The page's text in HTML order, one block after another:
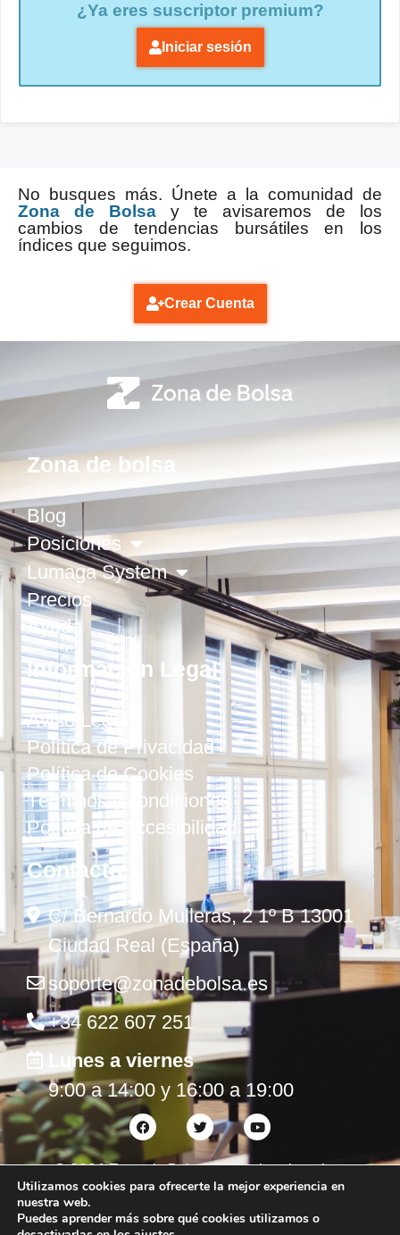
¿Ya eres suscriptor premium?
Iniciar sesión
No busques más. Únete a la comunidad de
Zona de Bolsa y te avisaremos de los
cambios de tendencias bursátiles en los
índices que seguimos.
Crear Cuenta
Zona de bolsa
Blog
Posiciones
Lumaga System
Precios
Ayuda
Información Legal
Aviso Legal
Política de Privacidad
Política de Cookies
Términos y condiciones
Política de Accesibilidad
Contacto
C/ Bernardo Mulleras, 2 1º B 13001
Ciudad Real (España)
soporte@zonadebolsa.es
+34 622 607 251
Lunes a viernes
9:00 a 14:00 y 16:00 a 19:00
©2026Zona de Bolsa. Todos los derechos
reservados.
Utilizamos cookies para ofrecerte la mejor experiencia en
nuestra web.
Puedes aprender más sobre qué cookies utilizamos o